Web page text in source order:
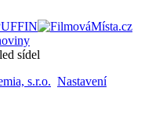
sídel
s.r.o. Nastavení